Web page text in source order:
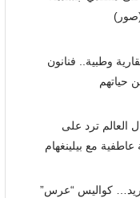
(صور)
وطبية.. فنانون
حياتهم
ترد على
عاطفية مع بيلينغهام
كواليس “عرس”